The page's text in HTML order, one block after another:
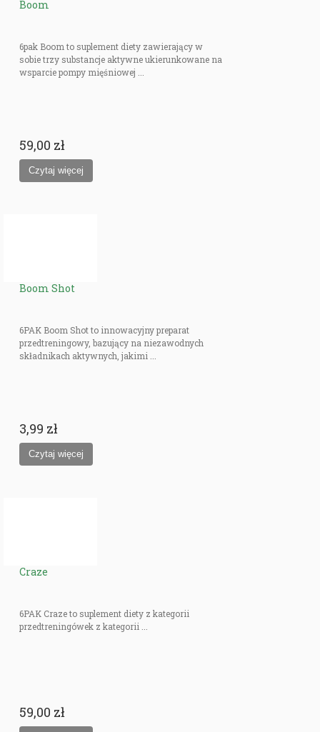
Boom
6pak Boom to suplement diety zawierający w
sobie trzy substancje aktywne ukierunkowane na
wsparcie pompy mięśniowej ...
59,00 zł
Boom Shot
6PAK Boom Shot to innowacyjny preparat
przedtreningowy, bazujący na niezawodnych
składnikach aktywnych, jakimi ...
3,99 zł
Craze
6PAK Craze to suplement diety z kategorii
przedtreningówek z kategorii ...
59,00 zł